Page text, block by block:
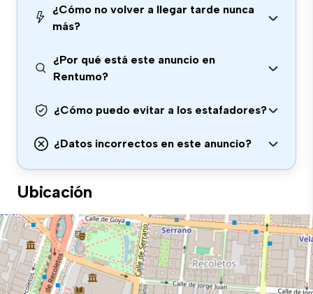
¿Cómo no volver a llegar tarde nunca
más?
¿Por qué está este anuncio en
Rentumo?
¿Cómo puedo evitar a los estafadores?
¿Datos incorrectos en este anuncio?
Ubicación